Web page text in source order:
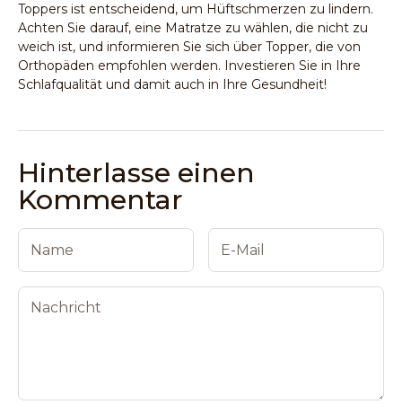
Toppers ist entscheidend, um Hüftschmerzen zu lindern.
Achten Sie darauf, eine Matratze zu wählen, die nicht zu
weich ist, und informieren Sie sich über Topper, die von
Orthopäden empfohlen werden. Investieren Sie in Ihre
Schlafqualität und damit auch in Ihre Gesundheit!
Hinterlasse einen
Kommentar